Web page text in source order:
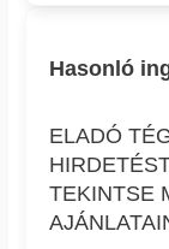
Hasonló
ELADÓ
TEKINTSE